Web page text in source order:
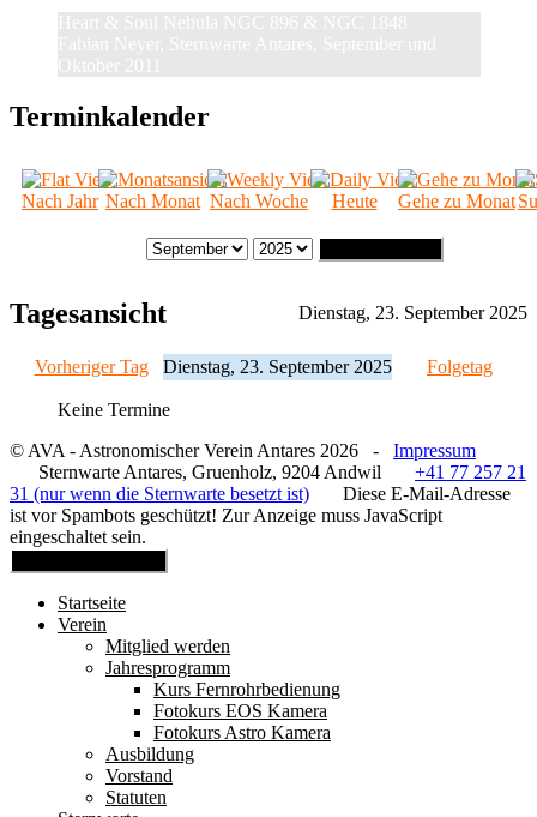
Terminkalender
Nach Jahr Nach Monat Nach Woche Heute Gehe zu Monat
Tagesansicht Dienstag, 23. September 2025
Vorheriger Tag Dienstag, 23. September 2025 Folgetag
Keine Termine
© AVA - Astronomischer Verein Antares 2026 - Impressum
Sternwarte Antares, Gruenholz, 9204 Andwil
+41 77 257 21
31 (nur wenn die Sternwarte besetzt ist)
Diese E-Mail-Adresse
ist vor Spambots geschützt! Zur Anzeige muss JavaScript
eingeschaltet sein.
Startseite
Verein
Mitglied werden
Jahresprogramm
Kurs Fernrohrbedienung
Fotokurs EOS Kamera
Fotokurs Astro Kamera
Ausbildung
Vorstand
Statuten